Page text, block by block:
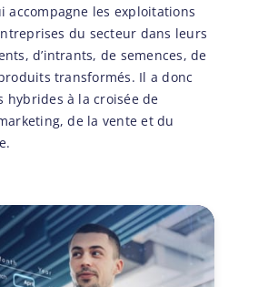
accompagne les exploitations
du secteur dans leurs
d’intrants, de semences, de
transformés. Il a donc
hybrides à la croisée de
de la vente et du